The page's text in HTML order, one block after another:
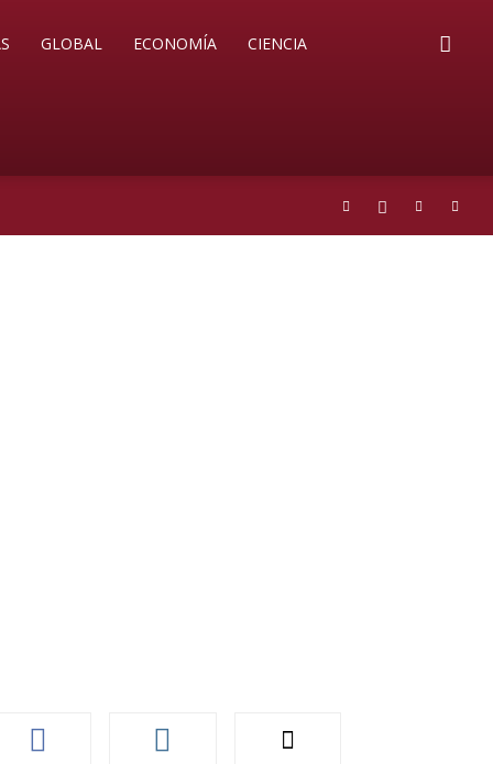
GLOBAL ECONOMÍA CIENCIA